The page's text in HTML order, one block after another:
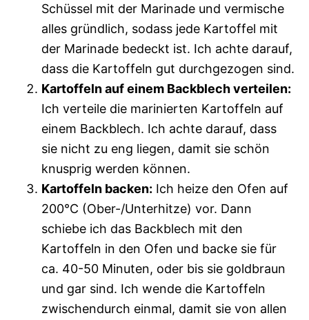
Schüssel mit der Marinade und vermische
alles gründlich, sodass jede Kartoffel mit
der Marinade bedeckt ist. Ich achte darauf,
dass die Kartoffeln gut durchgezogen sind.
Kartoffeln auf einem Backblech verteilen:
Ich verteile die marinierten Kartoffeln auf
einem Backblech. Ich achte darauf, dass
sie nicht zu eng liegen, damit sie schön
knusprig werden können.
Kartoffeln backen: Ich heize den Ofen auf
200°C (Ober-/Unterhitze) vor. Dann
schiebe ich das Backblech mit den
Kartoffeln in den Ofen und backe sie für
ca. 40-50 Minuten, oder bis sie goldbraun
und gar sind. Ich wende die Kartoffeln
zwischendurch einmal, damit sie von allen